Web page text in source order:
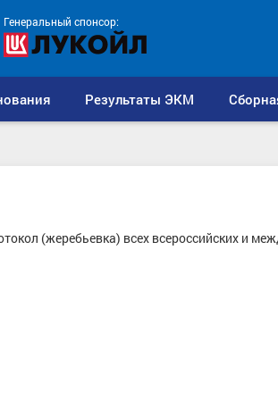
Генеральный спонсор:
Результаты ЭКМ
(жеребьевка) всех всероссийских и